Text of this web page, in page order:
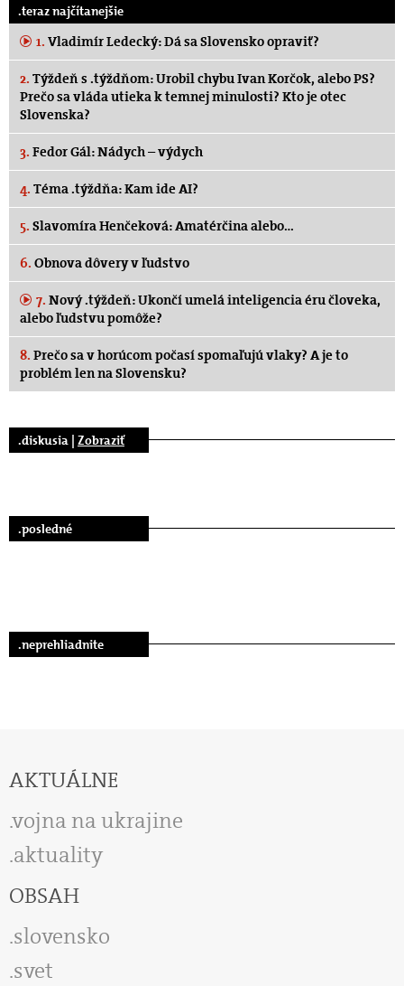
.teraz najčítanejšie
1. Vladimír Ledecký: Dá sa Slovensko opraviť?
2. Týždeň s .týždňom: Urobil chybu Ivan Korčok, alebo PS?
Prečo sa vláda utieka k temnej minulosti? Kto je otec
Slovenska?
3. Fedor Gál: Nádych – výdych
4. Téma .týždňa: Kam ide AI?
5. Slavomíra Henčeková: Amatérčina alebo…
6. Obnova dôvery v ľudstvo
7. Nový .týždeň: Ukončí umelá inteligencia éru človeka,
alebo ľudstvu pomôže?
8. Prečo sa v horúcom počasí spomaľujú vlaky? A je to
problém len na Slovensku?
.diskusia | Zobraziť
.posledné
.neprehliadnite
AKTUÁLNE
vojna na ukrajine
aktuality
OBSAH
slovensko
svet